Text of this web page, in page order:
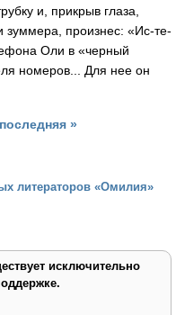
и, прикрыв глаза,
зуммера, произнес: «Ис-те-
Оли в «черный
номеров... Для нее он
последняя »
литераторов «Омилия»
исключительно